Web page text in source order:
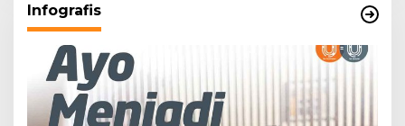
Infografis